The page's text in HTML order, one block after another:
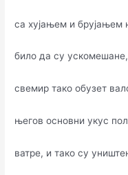
са хујањем и брујањем
било да су
свемир тако обузет
његов основни укус
ватре, и тако су